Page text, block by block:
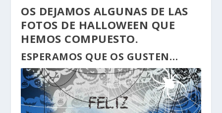
OS DEJAMOS ALGUNAS DE LAS
FOTOS DE HALLOWEEN QUE
HEMOS COMPUESTO.
ESPERAMOS QUE OS GUSTEN…